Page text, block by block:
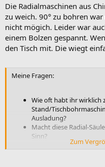
Die Radialmaschinen aus
zu weich. 90° zu bohren
nicht mögich. Leider war
einem Bolzen gespannt.
den Tisch mit. Die wiegt
Meine Fragen:
Wie oft habt ihr wirklich
Stand/
Ausladung?
Macht diese Radial-
Sinn?
Ist die Optidrill DQ18
Zum